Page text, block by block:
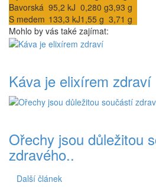
Bavorská 95,2 kJ 0,280 g3,93 g
S medem 133,3 kJ1,55 g 3,71 g
Mohlo by vás také zajímat:
Káva je elixírem zdraví
Ořechy jsou důležitou
zdravého..
Další článek